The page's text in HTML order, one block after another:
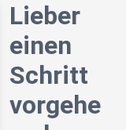
Lieber
einen
Schritt
vorgehe